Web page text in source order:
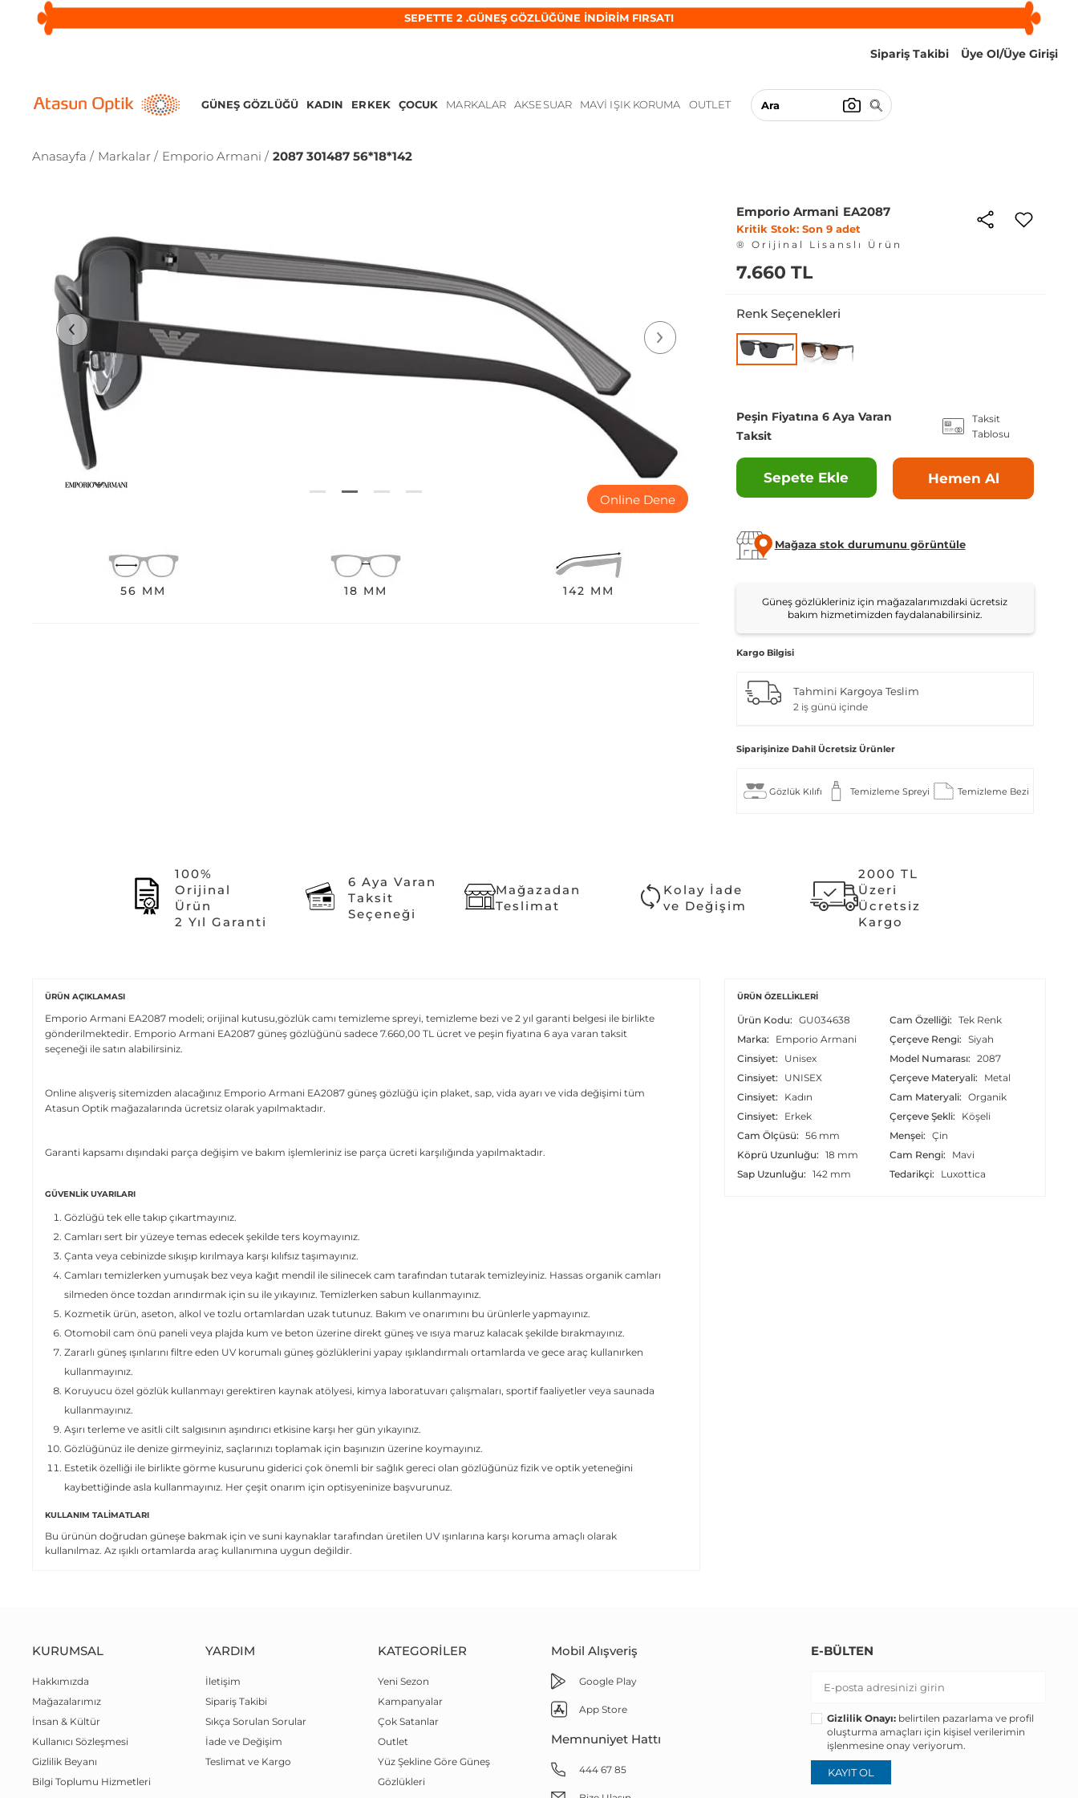
SEPETTE 2 .GÜNEŞ GÖZLÜĞÜNE İNDİRİM FIRSATI
Sipariş Takibi Üye Ol/Üye Girişi
GÜNEŞ GÖZLÜĞÜ KADIN ERKEK ÇOCUK MARKALAR AKSESUAR MAVI IŞIK KORUMA OUTLET
Anasayfa / Markalar / Emporio Armani / 2087 301487 56*18*142
Online Dene
56 MM 18 MM 142 MM
Emporio Armani EA2087
Kritik Stok: Son 9 adet
® Orijinal Lisanslı Ürün
7.660 TL
Renk Seçenekleri
Peşin Fiyatına 6 Aya Varan
Taksit
Taksit
Tablosu
Sepete Ekle Hemen Al
Mağaza stok durumunu görüntüle
Güneş gözlükleriniz için mağazalarımızdaki ücretsiz
bakım hizmetimizden faydalanabilirsiniz.
Kargo Bilgisi
Tahmini Kargoya Teslim
2 iş günü içinde
Siparişinize Dahil Ücretsiz Ürünler
Gözlük Kılıfı Temizleme Spreyi Temizleme Bezi
100%
Orijinal
Ürün
2 Yıl Garanti
6 Aya Varan
Taksit
Seçeneği
Mağazadan
Teslimat
Kolay İade
ve Değişim
2000 TL
Üzeri
Ücretsiz
Kargo
ÜRÜN AÇIKLAMASI
Emporio Armani EA2087 modeli; orijinal kutusu,gözlük camı temizleme spreyi, temizleme bezi ve 2 yıl garanti belgesi ile birlikte
gönderilmektedir. Emporio Armani EA2087 güneş gözlüğünü sadece 7.660,00 TL ücret ve peşin fiyatına 6 aya varan taksit
seçeneği ile satın alabilirsiniz.
Online alışveriş sitemizden alacağınız Emporio Armani EA2087 güneş gözlüğü için plaket, sap, vida ayarı ve vida değişimi tüm
Atasun Optik mağazalarında ücretsiz olarak yapılmaktadır.
Garanti kapsamı dışındaki parça değişim ve bakım işlemleriniz ise parça ücreti karşılığında yapılmaktadır.
GÜVENLIK UYARILARI
Gözlüğü tek elle takıp çıkartmayınız.
Camları sert bir yüzeye temas edecek şekilde ters koymayınız.
Çanta veya cebinizde sıkışıp kırılmaya karşı kılıfsız taşımayınız.
Camları temizlerken yumuşak bez veya kağıt mendil ile silinecek cam tarafından tutarak temizleyiniz. Hassas organik camları
silmeden önce tozdan arındırmak için su ile yıkayınız. Temizlerken sabun kullanmayınız.
Kozmetik ürün, aseton, alkol ve tozlu ortamlardan uzak tutunuz. Bakım ve onarımını bu ürünlerle yapmayınız.
Otomobil cam önü paneli veya plajda kum ve beton üzerine direkt güneş ve ısıya maruz kalacak şekilde bırakmayınız.
Zararlı güneş ışınlarını filtre eden UV korumalı güneş gözlüklerini yapay ışıklandırmalı ortamlarda ve gece araç kullanırken
kullanmayınız.
Koruyucu özel gözlük kullanmayı gerektiren kaynak atölyesi, kimya laboratuvarı çalışmaları, sportif faaliyetler veya saunada
kullanmayınız.
Aşırı terleme ve asitli cilt salgısının aşındırıcı etkisine karşı her gün yıkayınız.
Gözlüğünüz ile denize girmeyiniz, saçlarınızı toplamak için başınızın üzerine koymayınız.
Estetik özelliği ile birlikte görme kusurunu giderici çok önemli bir sağlık gereci olan gözlüğünüz fizik ve optik yeteneğini
kaybettiğinde asla kullanmayınız. Her çeşit onarım için optisyeninize başvurunuz.
KULLANIM TALIMATLARI
Bu ürünün doğrudan güneşe bakmak için ve suni kaynaklar tarafından üretilen UV ışınlarına karşı koruma amaçlı olarak
kullanılmaz. Az ışıklı ortamlarda araç kullanımına uygun değildir.
ÜRÜN ÖZELLIKLERI
Ürün Kodu: GU034638
Marka:
Emporio Armani
Cinsiyet:
Unisex
Cinsiyet:
UNISEX
Cinsiyet:
Kadın
Cinsiyet:
Erkek
Cam Ölçüsü: 56 mm
Köprü Uzunluğu: 18 mm
Sap Uzunluğu: 142 mm
Cam Özelliği:
Tek Renk
Çerçeve Rengi:
Siyah
Model Numarası:
2087
Çerçeve Materyali:
Metal
Cam Materyali:
Organik
Çerçeve Şekli:
Köşeli
Menşei:
Çin
Cam Rengi:
Mavi
Tedarikçi:
Luxottica
KURUMSAL
Hakkımızda
Mağazalarımız
İnsan & Kültür
Kullanıcı Sözleşmesi
Gizlilik Beyanı
Bilgi Toplumu Hizmetleri
YARDIM
İletişim
Sipariş Takibi
Sıkça Sorulan Sorular
İade ve Değişim
Teslimat ve Kargo
KATEGORILER
Yeni Sezon
Kampanyalar
Çok Satanlar
Outlet
Yüz Şekline Göre Güneş
Gözlükleri
Mobil Alışveriş
Google Play
App Store
Memnuniyet Hattı
444 67 85
E-BÜLTEN
Gizlilik Onayı:belirtilen pazarlama ve profil
oluşturma amaçları için kişisel verilerimin
işlenmesine onay veriyorum.
KAYIT OL